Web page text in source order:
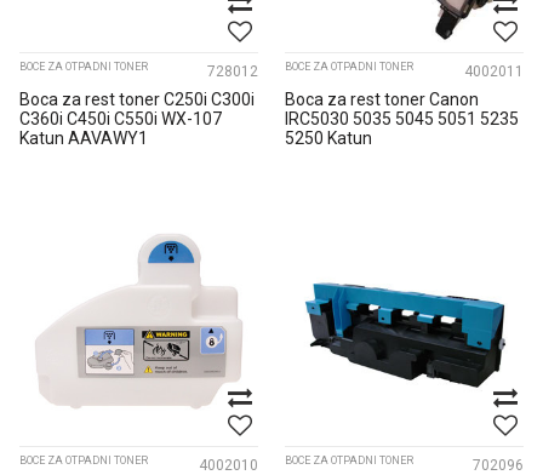
BOCE ZA OTPADNI TONER 728012
Boca za rest toner C250i C300i
C360i C450i C550i WX-107
Katun AAVAWY1
BOCE ZA OTPADNI TONER 4002011
Boca za rest toner Canon
IRC5030 5035 5045 5051 5235
5250 Katun
BOCE ZA OTPADNI TONER 4002010 BOCE ZA OTPADNI TONER 702096